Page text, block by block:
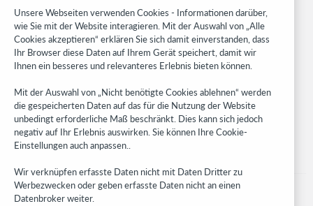
Research
WebJunction
Developer Network
Stay in the know.
Get the latest product updates, research, events, and much more—
right to your inbox.
Subscribe now
Unsere Webseiten verwenden Cookies - Informationen darüber,
wie Sie mit der Website interagieren. Mit der Auswahl von „Alle
Cookies akzeptieren“ erklären Sie sich damit einverstanden, dass
Ihr Browser diese Daten auf Ihrem Gerät speichert, damit wir
Ihnen ein besseres und relevanteres Erlebnis bieten können.
Mit der Auswahl von „Nicht benötigte Cookies ablehnen“ werden
die gespeicherten Daten auf das für die Nutzung der Website
unbedingt erforderliche Maß beschränkt. Dies kann sich jedoch
negativ auf Ihr Erlebnis auswirken. Sie können Ihre Cookie-
Einstellungen auch anpassen..
Wir verknüpfen erfasste Daten nicht mit Daten Dritter zu
Werbezwecken oder geben erfasste Daten nicht an einen
Datenbroker weiter.